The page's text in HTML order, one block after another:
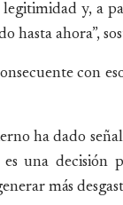
legitimidad y, a
hasta ahora”,
con
ha dado
una decisión
más